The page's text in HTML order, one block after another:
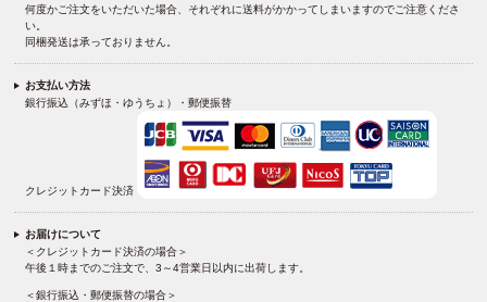
何度かご注文をいただいた場合、それぞれに送料がかかってしまいますのでご注意くださ
い。
同梱発送は承っておりません。
お支払い方法
銀行振込（みずほ・ゆうちょ）・郵便振替
クレジットカード決済
お届けについて
＜クレジットカード決済の場合＞
午後１時までのご注文で、3～4営業日以内に出荷します。
＜銀行振込・郵便振替の場合＞